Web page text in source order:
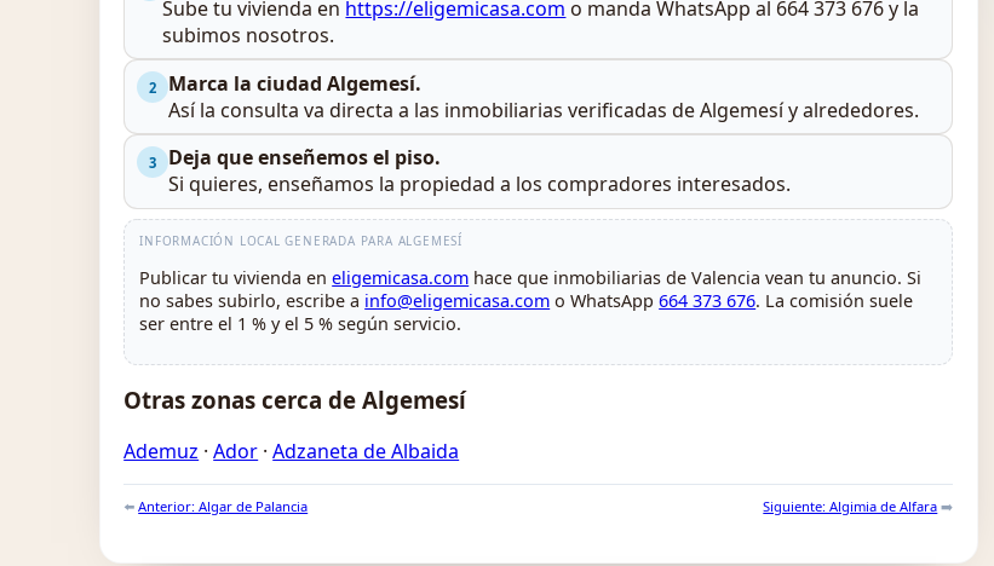
Sube tu vivienda en https://eligemicasa.com o manda WhatsApp al 664 373 676 y la
subimos nosotros.
2
Marca la ciudad Algemesí.
Así la consulta va directa a las inmobiliarias verificadas de Algemesí y alrededores.
3
Deja que enseñemos el piso.
Si quieres, enseñamos la propiedad a los compradores interesados.
INFORMACIÓN LOCAL GENERADA PARA ALGEMESÍ
Publicar tu vivienda eneligemicasa.com hace que inmobiliarias de Valencia vean tu anuncio. Si
no sabes subirlo, escribe a info@eligemicasa.com o WhatsApp664 373 676. La comisión suele
ser entre el 1 % y el 5 % según servicio.
Otras zonas cerca de Algemesí
Ademuz ·Ador ·Adzaneta de Albaida
⬅️Anterior: Algar de Palancia Siguiente: Algimia de Alfara ➡️